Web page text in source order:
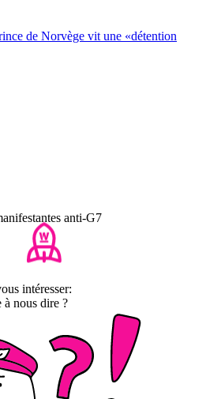
de Norvège vit une «détention
anti-G7
intéresser:
à nous dire ?